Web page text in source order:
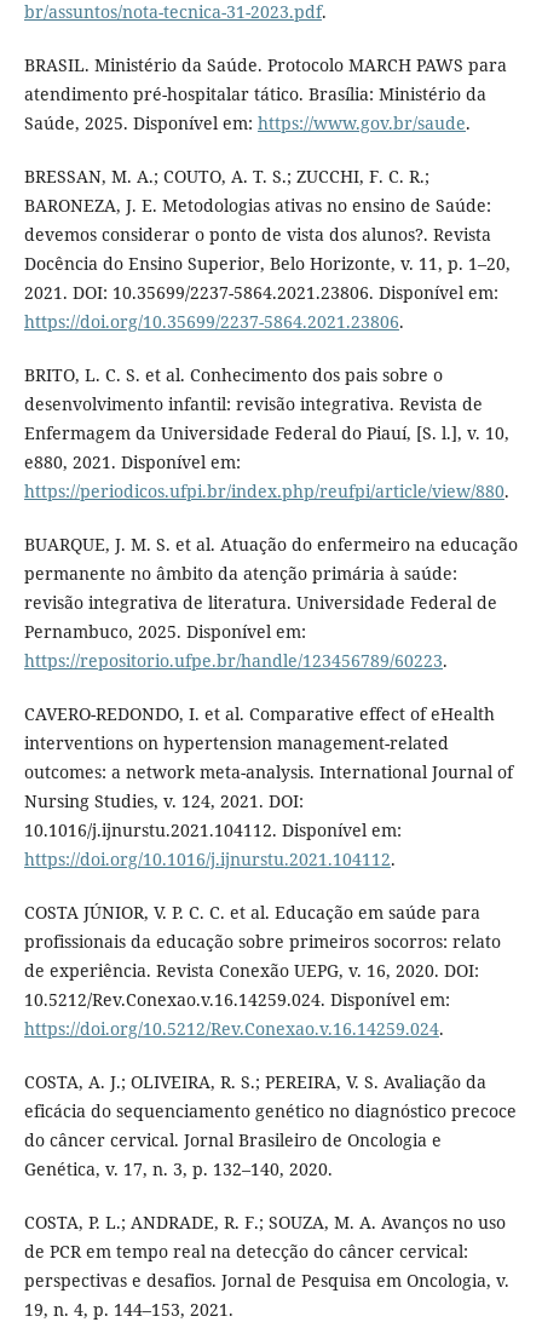
br/assuntos/nota-tecnica-31-2023.pdf.
BRASIL. Ministério da Saúde. Protocolo MARCH PAWS para
atendimento pré-hospitalar tático. Brasília: Ministério da
Saúde, 2025. Disponível em: https://www.gov.br/saude.
BRESSAN, M. A.; COUTO, A. T. S.; ZUCCHI, F. C. R.;
BARONEZA, J. E. Metodologias ativas no ensino de Saúde:
devemos considerar o ponto de vista dos alunos?. Revista
Docência do Ensino Superior, Belo Horizonte, v. 11, p. 1–20,
2021. DOI: 10.35699/2237-5864.2021.23806. Disponível em:
https://doi.org/10.35699/2237-5864.2021.23806.
BRITO, L. C. S. et al. Conhecimento dos pais sobre o
desenvolvimento infantil: revisão integrativa. Revista de
Enfermagem da Universidade Federal do Piauí, [S. l.], v. 10,
e880, 2021. Disponível em:
https://periodicos.ufpi.br/index.php/reufpi/article/view/880.
BUARQUE, J. M. S. et al. Atuação do enfermeiro na educação
permanente no âmbito da atenção primária à saúde:
revisão integrativa de literatura. Universidade Federal de
Pernambuco, 2025. Disponível em:
https://repositorio.ufpe.br/handle/123456789/60223.
CAVERO-REDONDO, I. et al. Comparative effect of eHealth
interventions on hypertension management-related
outcomes: a network meta-analysis. International Journal of
Nursing Studies, v. 124, 2021. DOI:
10.1016/j.ijnurstu.2021.104112. Disponível em:
https://doi.org/10.1016/j.ijnurstu.2021.104112.
COSTA JÚNIOR, V. P. C. C. et al. Educação em saúde para
profissionais da educação sobre primeiros socorros: relato
de experiência. Revista Conexão UEPG, v. 16, 2020. DOI:
10.5212/Rev.Conexao.v.16.14259.024. Disponível em:
https://doi.org/10.5212/Rev.Conexao.v.16.14259.024.
COSTA, A. J.; OLIVEIRA, R. S.; PEREIRA, V. S. Avaliação da
eficácia do sequenciamento genético no diagnóstico precoce
do câncer cervical. Jornal Brasileiro de Oncologia e
Genética, v. 17, n. 3, p. 132–140, 2020.
COSTA, P. L.; ANDRADE, R. F.; SOUZA, M. A. Avanços no uso
de PCR em tempo real na detecção do câncer cervical:
perspectivas e desafios. Jornal de Pesquisa em Oncologia, v.
19, n. 4, p. 144–153, 2021.